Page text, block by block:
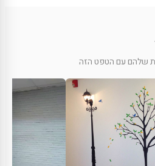
שלהם עם הטפט הזה